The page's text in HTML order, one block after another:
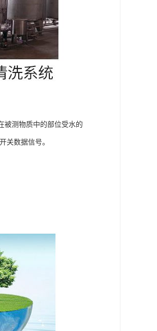
被测物质中的部位受水的
关数据信号。